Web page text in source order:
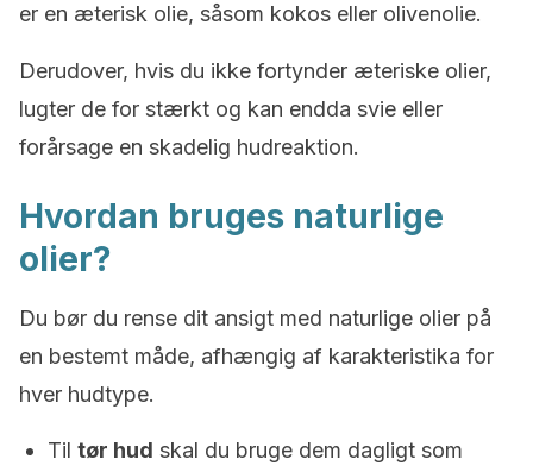
er en æterisk olie, såsom kokos eller olivenolie.
Derudover, hvis du ikke fortynder æteriske olier,
lugter de for stærkt og kan endda svie eller
forårsage en skadelig hudreaktion.
Hvordan bruges naturlige
olier?
Du bør du rense dit ansigt med naturlige olier på
en bestemt måde, afhængig af karakteristika for
hver hudtype.
Til tør hud skal du bruge dem dagligt som